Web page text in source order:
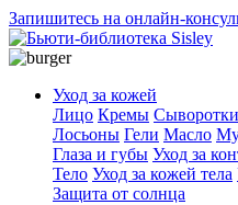
Запишитесь на онлайн-
Уход за кожей
Лицо Кремы Сыворотки
Лосьоны Гели Масло
Глаза и губы Уход за
Тело Уход за кожей тела
Защита от солнца